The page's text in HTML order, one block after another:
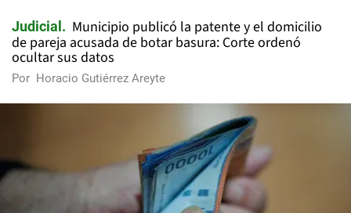
Judicial
Municipio publicó la patente y el domicilio
de pareja acusada de botar basura: Corte ordenó
ocultar sus datos
Por Horacio Gutiérrez Areyte